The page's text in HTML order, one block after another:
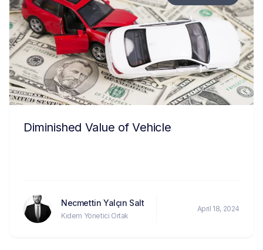
Diminished Value of Vehicle
Necmettin Yalçın Salt
Kıdem Yönetici Ortak
April 18, 2024